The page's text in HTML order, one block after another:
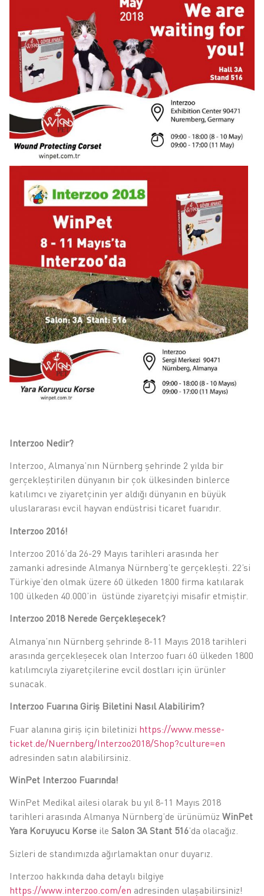
Interzoo Nedir?
Interzoo, Almanya’nın Nürnberg şehrinde 2 yılda bir
gerçekleştirilen dünyanın bir çok ülkesinden binlerce
katılımcı ve ziyaretçinin yer aldığı dünyanın en büyük
uluslararası evcil hayvan endüstrisi ticaret fuarıdır.
Interzoo 2016!
Interzoo 2016’da 26-29 Mayıs tarihleri arasında her
zamanki adresinde Almanya Nürnberg’te gerçekleşti. 22’si
Türkiye’den olmak üzere 60 ülkeden 1800 firma katılarak
100 ülkeden 40.000’in üstünde ziyaretçiyi misafir etmiştir.
Interzoo 2018 Nerede Gerçekleşecek?
Almanya’nın Nürnberg şehrinde 8-11 Mayıs 2018 tarihleri
arasında gerçekleşecek olan Interzoo fuarı 60 ülkeden 1800
katılımcıyla ziyaretçilerine evcil dostları için ürünler
sunacak.
Interzoo Fuarına Giriş Biletini Nasıl Alabilirim?
Fuar alanına giriş için biletinizi https://www.messe-
ticket.de/Nuernberg/Interzoo2018/Shop?culture=en
adresinden satın alabilirsiniz.
WinPet Interzoo Fuarında!
WinPet Medikal ailesi olarak bu yıl 8-11 Mayıs 2018
tarihleri arasında Almanya Nürnberg’de ürünümüz WinPet
Yara Koruyucu Korse ile Salon 3A Stant 516’da olacağız.
Sizleri de standımızda ağırlamaktan onur duyarız.
Interzoo hakkında daha detaylı bilgiye
https://www.interzoo.com/en adresinden ulaşabilirsiniz!